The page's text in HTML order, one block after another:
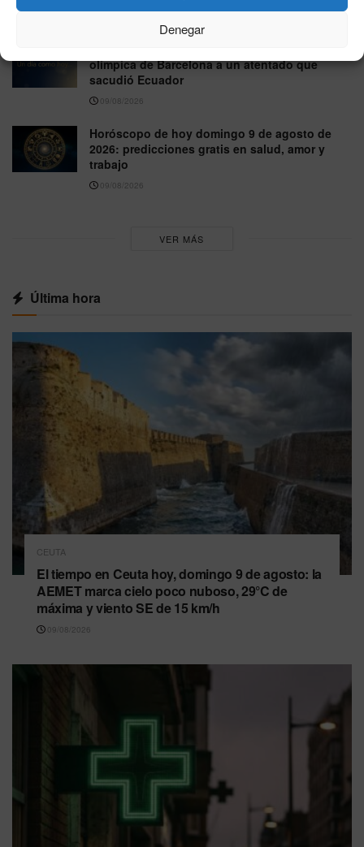
Denegar
olímpica de Barcelona a un atentado que
sacudió Ecuador
09/08/2026
Horóscopo de hoy domingo 9 de agosto de
2026: predicciones gratis en salud, amor y
trabajo
09/08/2026
VER MÁS
Última hora
CEUTA
El tiempo en Ceuta hoy, domingo 9 de agosto: la
AEMET marca cielo poco nuboso, 29°C de
máxima y viento SE de 15 km/h
09/08/2026